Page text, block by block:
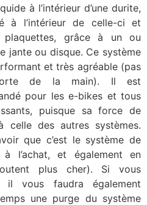
à l’intérieur d’une durite,
à l’intérieur de celle-ci et
grâce à un ou
jante ou disque. Ce système
et très agréable (pas
de la main). Il est
pour les e-bikes et tous
puisque sa force de
celle des autres systèmes.
que c’est le système de
l’achat, et également en
plus cher). Si vous
il vous faudra également
une purge du système